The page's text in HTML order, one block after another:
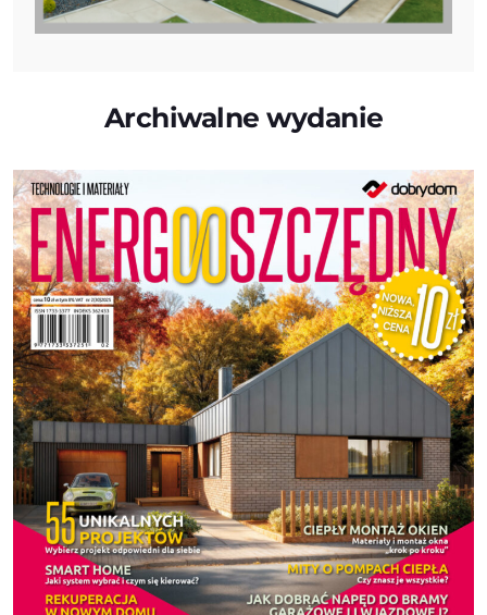
Archiwalne wydanie